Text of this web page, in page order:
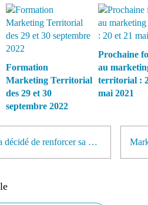
Formation
Marketing Territorial
des 29 et 30
septembre 2022
Prochaine
au
territorial :
mai 2021
Pourquoi Google a décidé de renforcer sa présence en France ?